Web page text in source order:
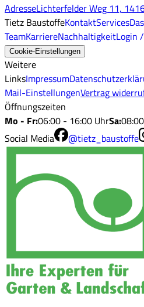
AdresseLichterfelder Weg 11,
Tietz BaustoffeKontaktServicesDas
TeamKarriereNachhaltigkeitLogin
Cookie-Einstellungen
Weitere
LinksImpressum
Mail-EinstellungenVertrag
Öffnungszeiten
Mo - Fr:06:00 - 16:00 UhrSa:
Social Media
@tietz_baustoffe